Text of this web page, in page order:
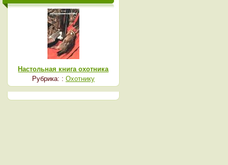
Настольная книга охотника
Рубрика: : Охотнику